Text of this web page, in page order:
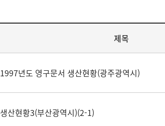
제목
1997년도 영구문서 생산현황(광주광역시)
생산현황3(부산광역시)(2-1)